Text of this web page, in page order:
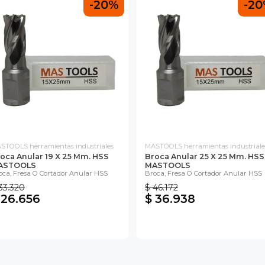
-20%
herramientas industriales
Anular 19 X 25 Mm. HSS
Fresa O Cortador Anular HSS
-
MASTOOLS herramientas
Broca Anular 25 X 25 Mm. HSS
MASTOOLS
Broca, Fresa O Cortador Anular HSS
$ 46.172
$ 36.938